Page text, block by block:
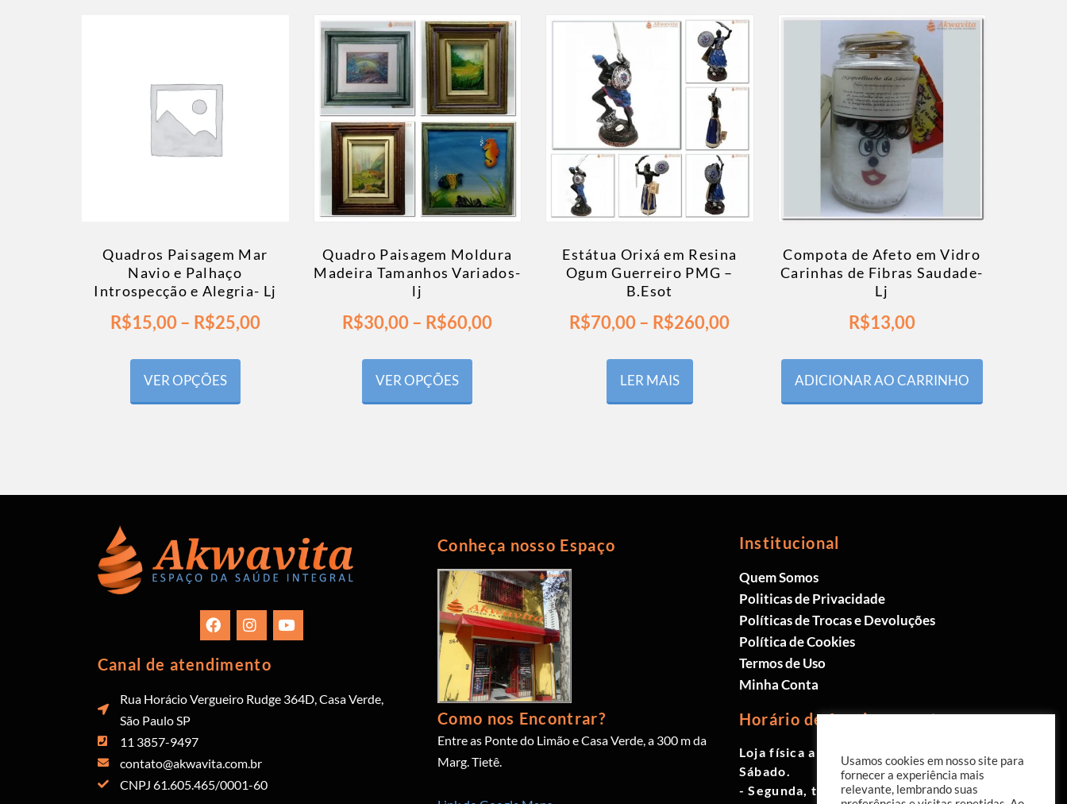
Quadros Paisagem Mar
Navio e Palhaço
Introspecção e Alegria- Lj
R$15,00– R$25,00
VER OPÇÕES
Quadro Paisagem Moldura
Madeira Tamanhos Variados-
lj
R$30,00– R$60,00
VER OPÇÕES
Estátua Orixá em Resina
Ogum Guerreiro PMG –
B.Esot
R$70,00– R$260,00
LER MAIS
Compota de Afeto em Vidro
Carinhas de Fibras Saudade-
Lj
R$13,00
ADICIONAR AO CARRINHO
Canal de atendimento
Rua Horácio Vergueiro Rudge 364D, Casa Verde,
São Paulo SP
11 3857-9497
contato@akwavita.com.br
CNPJ 61.605.465/0001-60
Conheça nosso Espaço
Como nos Encontrar?
Entre as Ponte do Limão e Casa Verde, a 300 m da
Marg. Tietê.
Institucional
Quem Somos
Politicas de Privacidade
Políticas de Trocas e Devoluções
Política de Cookies
Termos de Uso
Minha Conta
Horário de funcionamento
Loja física aberta de Segunda à
Sábado.
- Segunda, terça e quinta das 9h às
Usamos cookies em nosso site para
fornecer a experiência mais
relevante, lembrando suas